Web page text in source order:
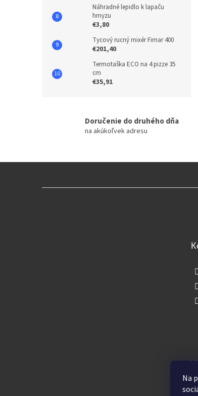
Na
Náhradné lepidlo k lapaču
hmyzu
€3,80
Tycový rucný mixér Fimar 400
€201,40
Termotaška ECO na 4 pizze 35
cm
€35,91
Doručenie do druhého dňa
na akúkoľvek adresu